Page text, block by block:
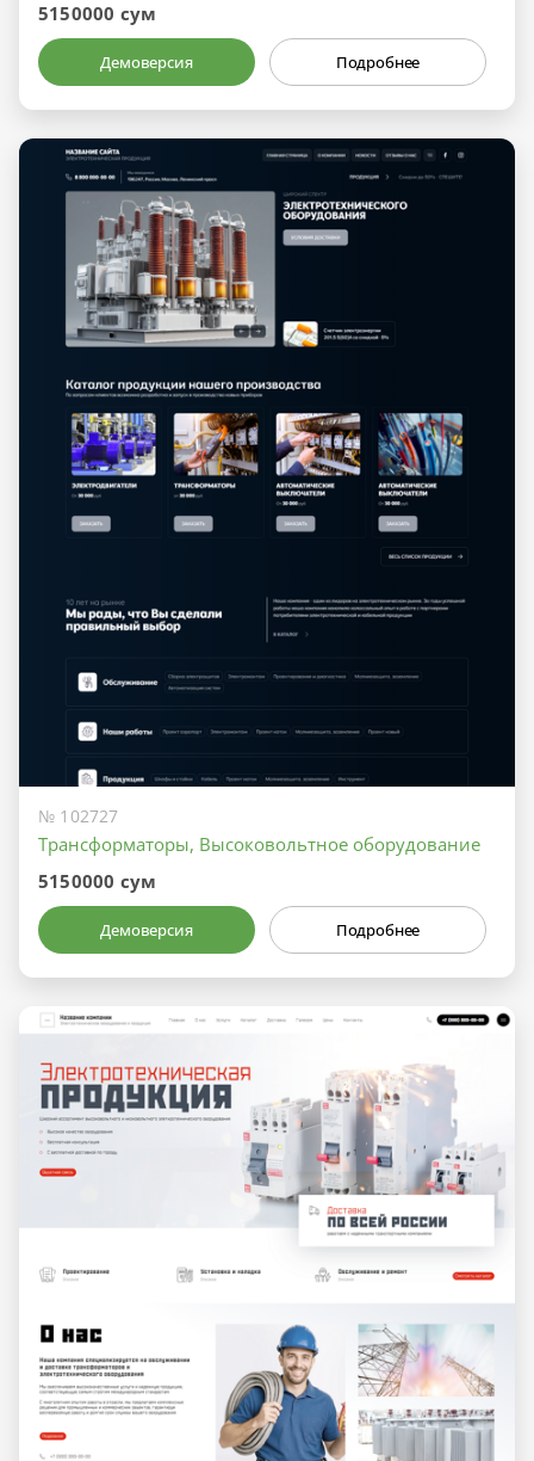
5150000 сум
Демоверсия Подробнее
№ 102727
Трансформаторы, Высоковольтное оборудование
5150000 сум
Демоверсия Подробнее